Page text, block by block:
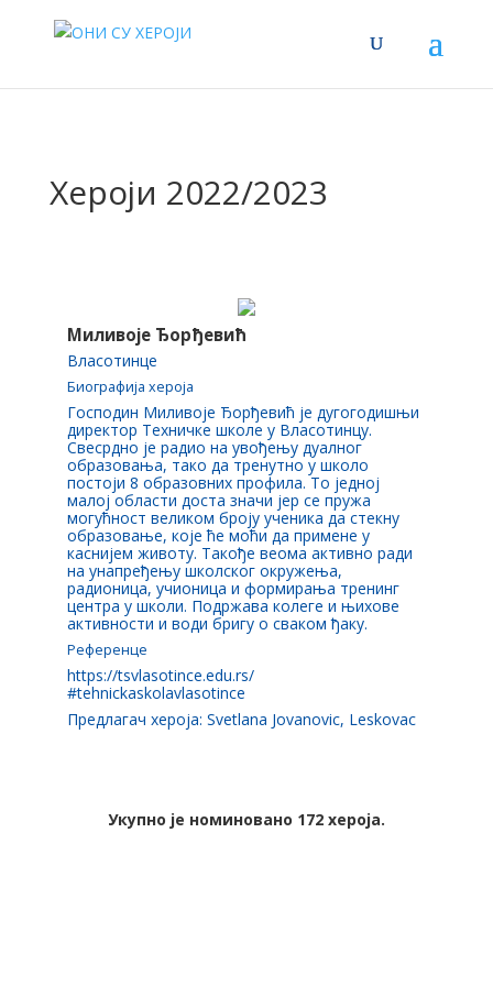
Хероји 2022/2023
Миливоје Ђорђевић
Власотинце
Биографија хероја
Господин Миливоје Ђорђевић је дугогодишњи
директор Техничке школе у Власотинцу.
Свесрдно је радио на увођењу дуалног
образовања, тако да тренутно у школо
постоји 8 образовних профила. То једној
малој области доста значи јер се пружа
могућност великом броју ученика да стекну
образовање, које ће моћи да примене у
каснијем животу. Такође веома активно ради
на унапређењу школског окружења,
радионица, учионица и формирања тренинг
центра у школи. Подржава колеге и њихове
активности и води бригу о сваком ђаку.
Референце
https://tsvlasotince.edu.rs/
#tehnickaskolavlasotince
Предлагач хероја: Svetlana Jovanovic, Leskovac
Укупно је номиновано 172 хероја.